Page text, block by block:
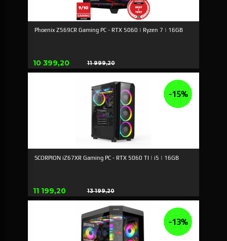
Phoenix Z569CR Gaming PC - RTX 5060 | Ryzen 7 | 16GB
Erbjudande
10 399,20 11 999,20
Rabatt
SCORPION iZ67XR Gaming PC - RTX 5060 TI | i5 | 16GB
Erbjudande
11 199,20 13 199,20
Rabatt
-15%
-13%